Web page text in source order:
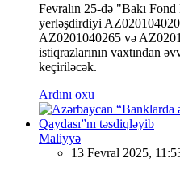
Fevralın 25-də "Bakı
yerləşdirdiyi
AZ0201040265 və
istiqrazlarının vaxtından
keçiriləcək.
Ardını oxu
Maliyyə
13 Fevral 2025,